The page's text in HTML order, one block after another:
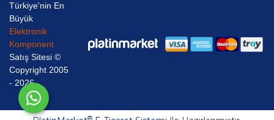
Türkiye'nin En
Büyük
Elektronik
Komponent
Satış Sitesi ©
Copyright 2005
- 2026
®